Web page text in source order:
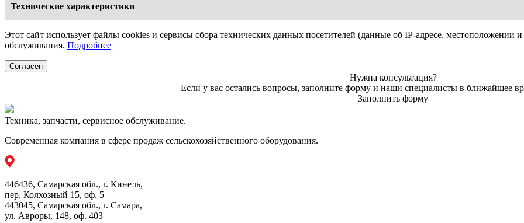
необработанные полосы, которые образуются между корпусами машины. Все это сочетается с системой охлаждения масла с
Для получения более мелкой мульчи GEMELLA оснащена зубчатым нижним контрножом, установленным на внутренней
измельчаются еще больше, что способствует ускорению процесса разложения.
Обе модели могут быть оснащены задними поворотными колесами для регулировки рабочей высоты и улучшения
необходимо снять задний каток.
необработанные полосы, которые образуются между корпусами машины. Все это сочетается с системой охлаждения масла с
Технические характеристики
Мощность трактора
120 -
Рабочая ширина
Древесные ветки и
Этот сайт использует файлы cookies и сервисы сбора технических данных посетителей (данные об IP-адресе, местоположении
обслуживания. Подробнее
Согласен
Нужна консультация?
Если у вас остались вопросы, заполните форму и наши специалисты в ближайшее
Заполнить форму
Техника, запчасти, сервисное обслуживание.
Современная компания в сфере продаж сельскохозяйственного оборудования.
446436, Самарская обл., г. Кинель,
пер. Колхозный 15, оф. 5
443045, Самарская обл., г. Самара,
ул. Авроры, 148, оф. 403